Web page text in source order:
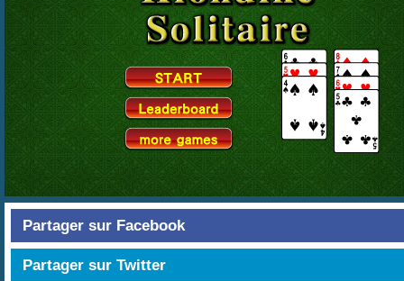
Partager sur Facebook
Partager sur Twitter